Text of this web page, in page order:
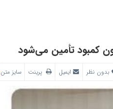
کمبود تأمین می‌شود
بدون نظر ایمیل پرینت سایز متن